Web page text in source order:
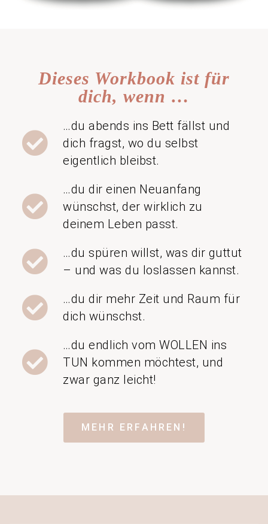
Dieses Workbook ist für
dich, wenn …
…du abends ins Bett fällst und
dich fragst, wo du selbst
eigentlich bleibst.
…du dir einen Neuanfang
wünschst, der wirklich zu
deinem Leben passt.
…du spüren willst, was dir guttut
– und was du loslassen kannst.
…du dir mehr Zeit und Raum für
dich wünschst.
…du endlich vom WOLLEN ins
TUN kommen möchtest, und
zwar ganz leicht!
MEHR ERFAHREN!